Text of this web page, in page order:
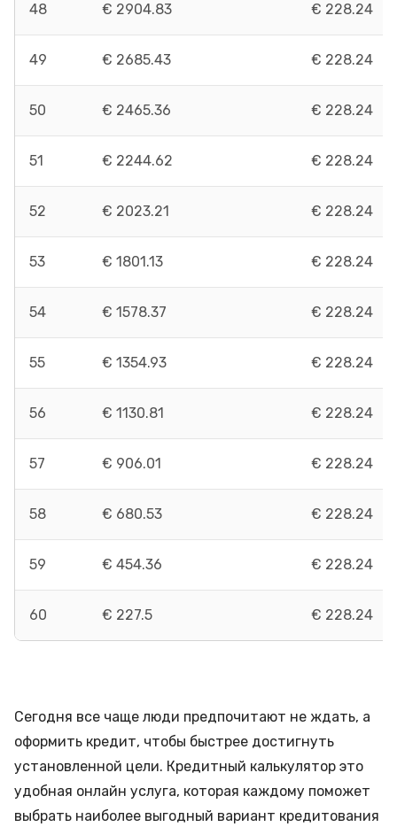
48 € 2904.83 € 228.24
49 € 2685.43 € 228.24
50 € 2465.36 € 228.24
51 € 2244.62 € 228.24
52 € 2023.21 € 228.24
53 € 1801.13 € 228.24
54 € 1578.37 € 228.24
55 € 1354.93 € 228.24
56 € 1130.81 € 228.24
57 € 906.01 € 228.24
58 € 680.53 € 228.24
59 € 454.36 € 228.24
60 € 227.5 € 228.24
Сегодня все чаще люди предпочитают не ждать, а
оформить кредит, чтобы быстрее достигнуть
установленной цели. Кредитный калькулятор это
удобная онлайн услуга, которая каждому поможет
выбрать наиболее выгодный вариант кредитования